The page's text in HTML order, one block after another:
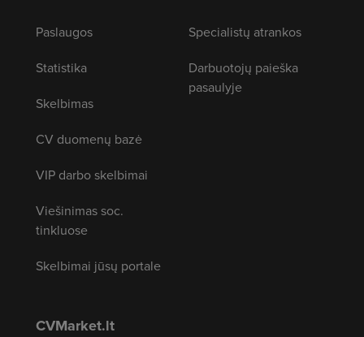
Paslaugos
Statistika
Skelbimas
CV duomenų bazė
VIP darbo skelbimai
Viešinimas soc.
tinkluose
Skelbimai jūsų portale
Specialistų atrankos
Darbuotojų paieška
pasaulyje
CVMarket.lt